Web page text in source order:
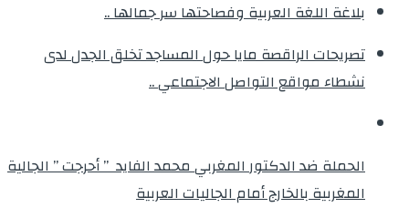
بلاغة اللغة العربية وفصاحتها سر جمالها ..
تصريحات الراقصة مايا حول المساجد تخلق الجدل لدى
نشطاء مواقع التواصل الاجتماعي ..
الحملة ضد الدكتور المغربي محمد الفايد ” أحرجت ” الجالية
المغربية بالخارج أمام الجاليات العربية